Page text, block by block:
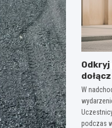
W
podczas